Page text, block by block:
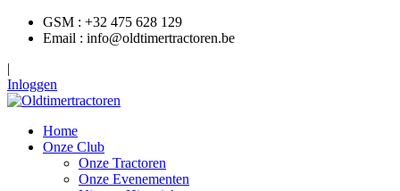
GSM : +32 475 628 129
Email : info@oldtimertractoren.be
|
Inloggen
Home
Onze Club
Onze Tractoren
Onze Evenementen